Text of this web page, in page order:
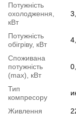
Потужність
охолодження,
кВт
Потужність
обігріву, кВт
Споживана
потужність
(max), кВт
Тип
компресору
Живлення